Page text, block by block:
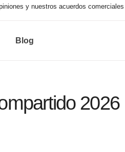
y nuestros acuerdos
Blog
2026